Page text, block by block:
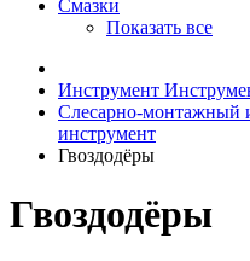
Смазки
Показать все
Инструмент
Слесарно-монтажный
инструмент
Гвоздодёры
Гвоздодёры